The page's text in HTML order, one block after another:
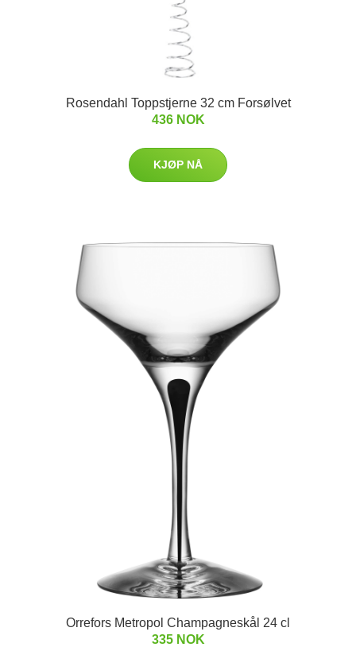
Rosendahl Toppstjerne 32 cm Forsølvet
436 NOK
KJØP NÅ
Orrefors Metropol Champagneskål 24 cl
335 NOK